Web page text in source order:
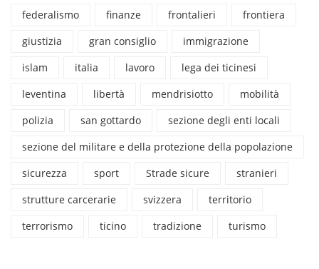
federalismo
finanze frontalieri
frontiera
giustizia
gran consiglio
immigrazione
islam
italia lavoro
lega dei ticinesi
leventina
libertà mendrisiotto
mobilità
polizia
san gottardo
sezione degli enti locali
sezione del militare e della protezione della popolazione
sicurezza
sport Strade sicure
stranieri
strutture carcerarie
svizzera
territorio
terrorismo
ticino tradizione turismo